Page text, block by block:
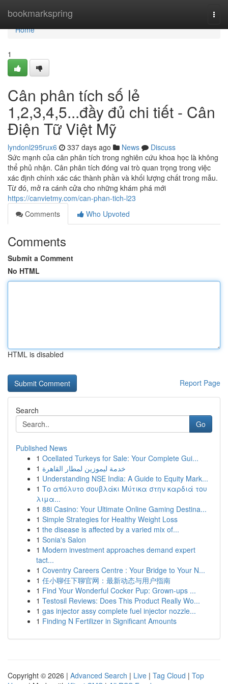
bookmarkspring
Home
Home
1
Cân phân tích số lẻ
1,2,3,4,5...đầy đủ chi tiết - Cân
Điện Tữ Việt Mỹ
lyndonl295rux6 337 days ago News
Discuss
Sức mạnh của cân phân tích trong nghiên cứu khoa học là không
thể phủ nhận. Cân phân tích đóng vai trò quan trọng trong việc
xác định chính xác các thành phần và khối lượng chất trong mẫu.
Từ đó, mở ra cánh cửa cho những khám phá mới
https://canvietmy.com/can-phan-tich-l23
Comments
Who Upvoted
Comments
Submit a Comment
No HTML
HTML is disabled
Report Page
Search
Go
Published News
1 Ocellated Turkeys for Sale: Your Complete Gui...
1 خدمة ليموزين لمطار القاهرة
1 Understanding NSE India: A Guide to Equity Mark...
1 Το απόλυτο σουβλάκι Μύτικα στην καρδιά του
λιμα...
1 88i Casino: Your Ultimate Online Gaming Destina...
1 Simple Strategies for Healthy Weight Loss
1 the disease is affected by a varied mix of...
1 Sonia's Salon
1 Modern investment approaches demand expert
tact...
1 Coventry Careers Centre : Your Bridge to Your N...
1 任小聊任下聊官网：最新动态与用户指南
1 Find Your Wonderful Cocker Pup: Grown-ups ...
1 Testosil Reviews: Does This Product Really Wo...
1 gas injector assy complete fuel injector nozzle...
1 Finding N Fertilizer in Significant Amounts
Copyright © 2026 | Advanced Search | Live | Tag Cloud | Top